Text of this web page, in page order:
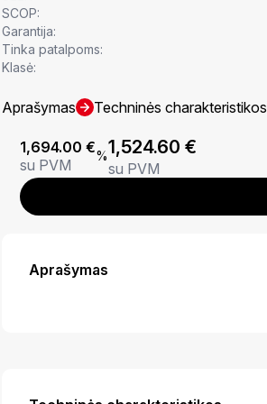
SCOP:
Garantija:
Tinka patalpoms:
Klasė:
Aprašymas Techninės charakteristikos
1,694.00 €
su PVM
%1,524.60 €
su PVM
Aprašymas